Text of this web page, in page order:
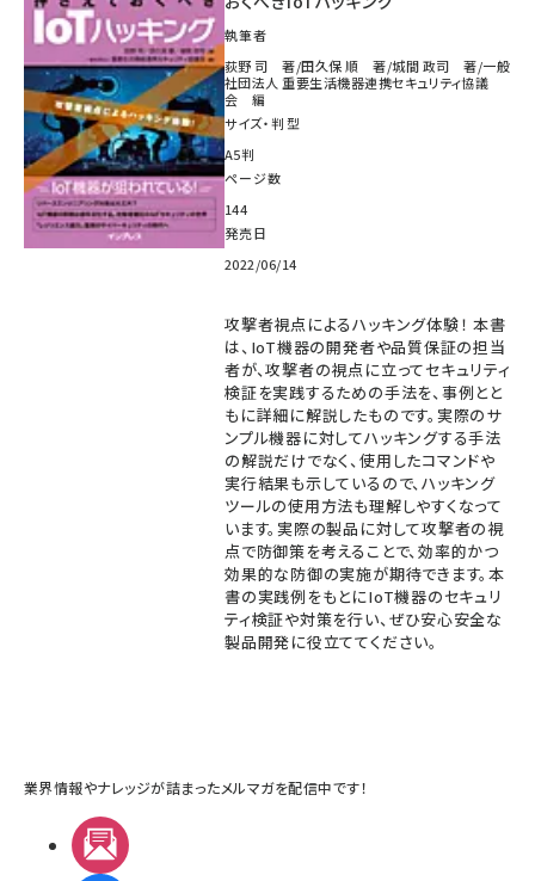
執筆者
荻野 司 著/田久保 順 著/城間 政司 著/一般
社団法人 重要生活機器連携セキュリティ協議
会 編
サイズ・判型
A5判
ページ数
144
発売日
2022/06/14
攻撃者視点によるハッキング体験！ 本書
は、IoT機器の開発者や品質保証の担当
者が、攻撃者の視点に立ってセキュリティ
検証を実践するための手法を、事例とと
もに詳細に解説したものです。実際のサ
ンプル機器に対してハッキングする手法
の解説だけでなく、使用したコマンドや
実行結果も示しているので、ハッキング
ツールの使用方法も理解しやすくなって
います。実際の製品に対して攻撃者の視
点で防御策を考えることで、効率的かつ
効果的な防御の実施が期待できます。本
書の実践例をもとにIoT機器のセキュリ
ティ検証や対策を行い、ぜひ安心安全な
製品開発に役立ててください。
業界情報やナレッジが詰まったメルマガを配信中です！